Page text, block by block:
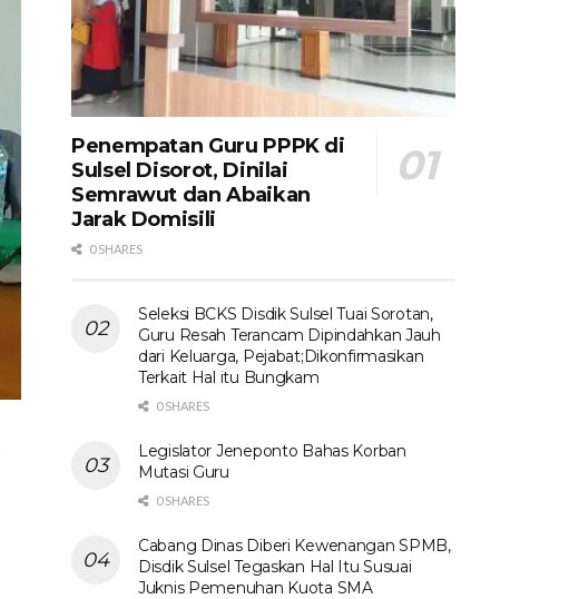
Penempatan Guru PPPK di
Sulsel Disorot, Dinilai
Semrawut dan Abaikan
Jarak Domisili
0 SHARES
Seleksi BCKS Disdik Sulsel Tuai Sorotan,
Guru Resah Terancam Dipindahkan Jauh
dari Keluarga, Pejabat;Dikonfirmasikan
Terkait Hal itu Bungkam
0 SHARES
Legislator Jeneponto Bahas Korban
Mutasi Guru
0 SHARES
Cabang Dinas Diberi Kewenangan SPMB,
Disdik Sulsel Tegaskan Hal Itu Susuai
Juknis Pemenuhan Kuota SMA